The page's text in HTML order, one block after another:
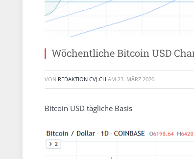
Wöchentliche Bitcoin USD
VON REDAKTION CVJ.CH AM 23. MÄRZ 2020
Bitcoin USD tägliche Basis